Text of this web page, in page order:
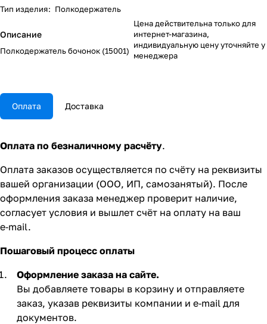
Тип изделия: Полкодержатель
Описание
Полкодержатель бочонок (15001)
Цена действительна только для
интернет-магазина,
индивидуальную цену уточняйте у
менеджера
Оплата Доставка
Оплата по безналичному расчёту.
Оплата заказов осуществляется по счёту на реквизиты
вашей организации (ООО, ИП, самозанятый). После
оформления заказа менеджер проверит наличие,
согласует условия и вышлет счёт на оплату на ваш
e‑mail.
Пошаговый процесс оплаты
Оформление заказа на сайте.
Вы добавляете товары в корзину и отправляете
заказ, указав реквизиты компании и e‑mail для
документов.